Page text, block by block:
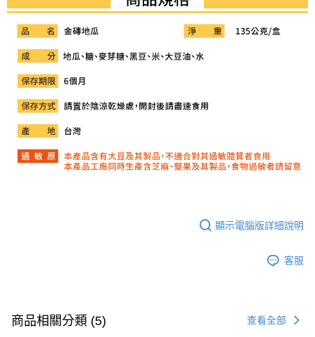
顯示電腦版詳細說明
客服
商品相關分類 (5) 查看全部